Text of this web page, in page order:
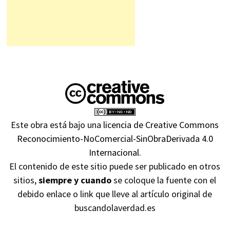
Este obra está bajo una licencia de Creative Commons
Reconocimiento-NoComercial-SinObraDerivada 4.0
Internacional.
El contenido de este sitio puede ser publicado en otros
sitios,siempre y cuandose coloque la fuente con el
debido enlace o link que lleve al artículo original de
buscandolaverdad.es